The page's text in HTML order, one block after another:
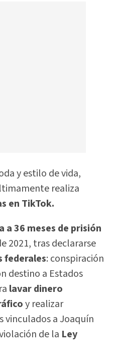
y estilo de vida,
realiza
en TikTok.
a 36 meses de prisión
2021, tras declararse
federales: conspiración
destino a Estados
lavar dinero
y realizar
vinculados a Joaquín
de la Ley